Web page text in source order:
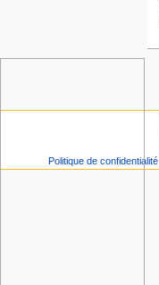
Politique de confidentialité